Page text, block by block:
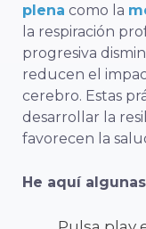
plena como la
la respiración
progresiva
reducen el
cerebro. Estas
desarrollar la
favorecen la
He aquí